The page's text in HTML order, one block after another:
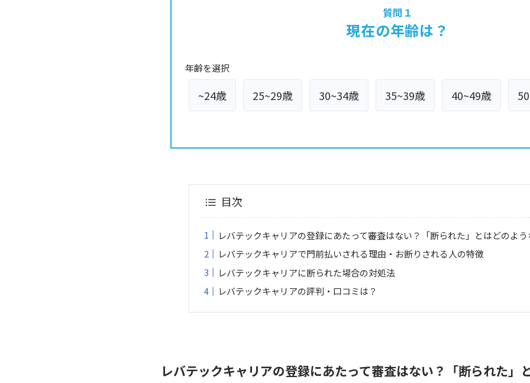
質問１
現在の年齢は？
年齢を選択
~24歳 25~29歳 30~34歳 35~39歳 40~49歳
目次
レバテックキャリアの登録にあたって審査はない？「断られた」とはどのよ
レバテックキャリアで門前払いされる理由・お断りされる人の特徴
レバテックキャリアに断られた場合の対処法
レバテックキャリアの評判・口コミは？
レバテックキャリアの登録にあたって審査はない？「断られた」